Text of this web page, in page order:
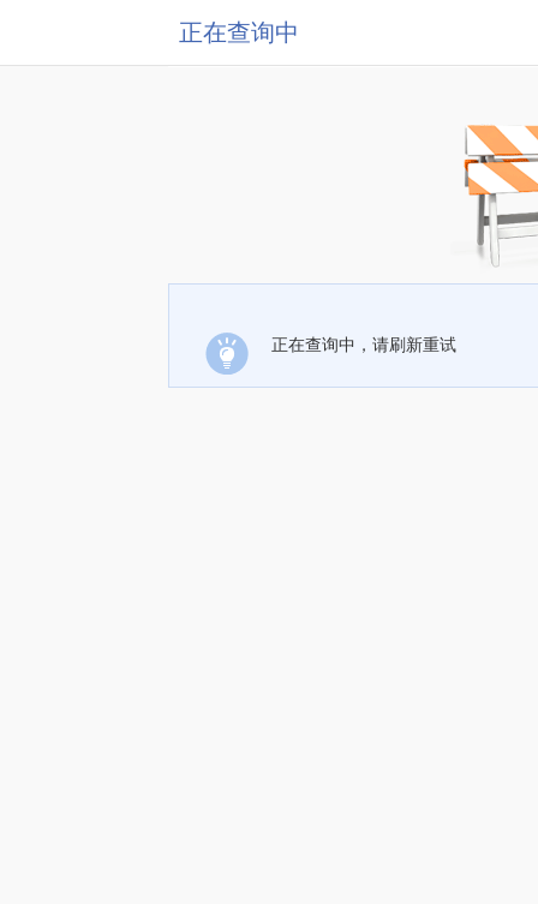
正在查询中
正在查询中，请刷新重试